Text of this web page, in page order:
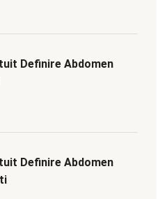
Definire Abdomen
Definire Abdomen